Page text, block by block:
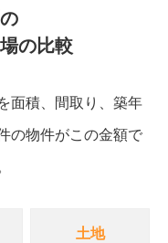
の比較
面積、間取り、築年
の物件がこの金額で
土地